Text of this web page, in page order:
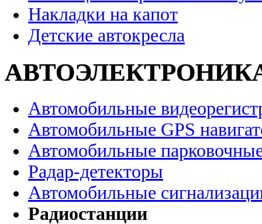
Накладки на капот
Детские автокресла
Автомобильные
Автомобильные GPS
Автомобильные
Радар-детекторы
Автомобильные
Радиостанции